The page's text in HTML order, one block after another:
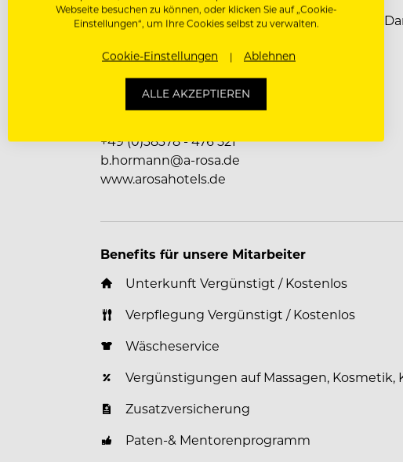
Das klingt nach deinem neuen Arbeitsplatz?
A-ROSA Strandidyll Heringsdorf
Delbrückstraße 10
+49 (0)38378 - 476 521
b.hormann@a-rosa.de
www.arosahotels.de
Benefits für unsere Mitarbeiter
Unterkunft Vergünstigt / Kostenlos
Verpflegung Vergünstigt / Kostenlos
Wäscheservice
Vergünstigungen auf Massagen, Kosmetik,
Zusatzversicherung
Paten-& Mentorenprogramm
Webseite besuchen zu können, oder klicken Sie auf „Cookie-
Einstellungen“, um Ihre Cookies selbst zu verwalten.
Cookie-Einstellungen Ablehnen
ALLE AKZEPTIEREN